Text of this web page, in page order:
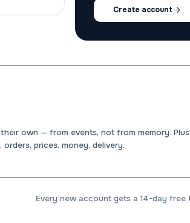
Create account
own — from events, not from memory.
orders, prices, money, delivery.
Every new account gets a 14-day